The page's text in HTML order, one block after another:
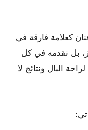
كعلامة فارقة في
بل نقدمه في كل
البال ونتائج لا